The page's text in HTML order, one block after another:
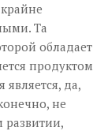
Та
обладает
продуктом
да,
не